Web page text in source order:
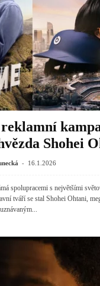
Shohei
- 16.1.2026
spolupracemi s největšími
tváří se stal Shohei Ohtani,